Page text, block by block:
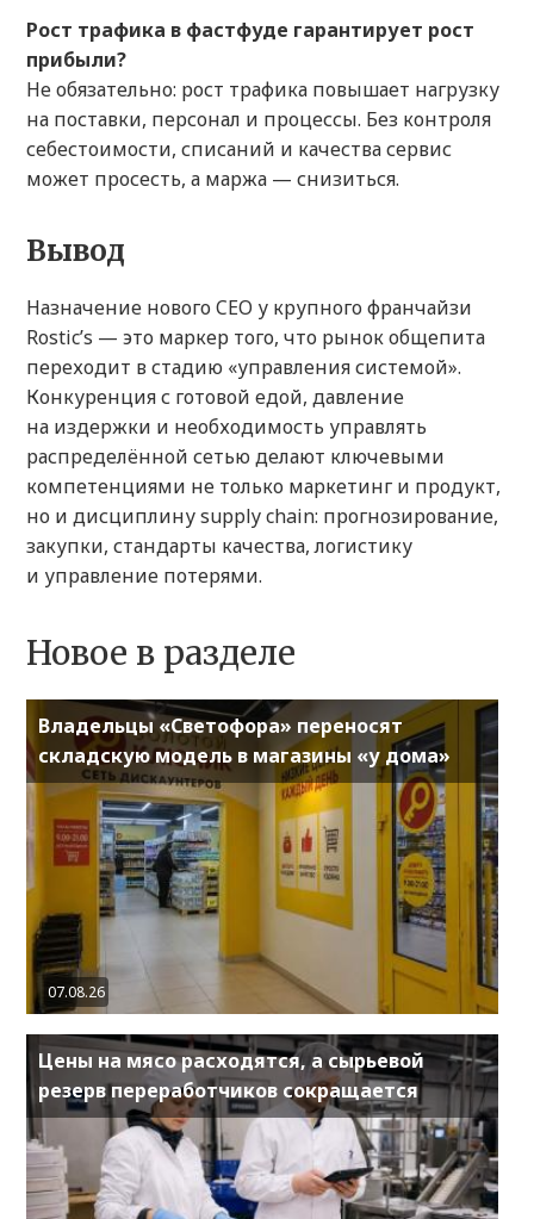
Рост трафика в фастфуде гарантирует рост
прибыли?
Не обязательно: рост трафика повышает нагрузку
на поставки, персонал и процессы. Без контроля
себестоимости, списаний и качества сервис
может просесть, а маржа — снизиться.
Вывод
Назначение нового CEO у крупного франчайзи
Rostic’s — это маркер того, что рынок общепита
переходит в стадию «управления системой».
Конкуренция с готовой едой, давление
на издержки и необходимость управлять
распределённой сетью делают ключевыми
компетенциями не только маркетинг и продукт,
но и дисциплину supply chain: прогнозирование,
закупки, стандарты качества, логистику
и управление потерями.
Новое в разделе
Владельцы «Светофора» переносят
складскую модель в магазины «у дома»
07.08.26
Цены на мясо расходятся, а сырьевой
резерв переработчиков сокращается